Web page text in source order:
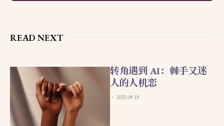
READ NEXT
转角遇到 AI：棘手又迷
人的人机恋
2025-09-19